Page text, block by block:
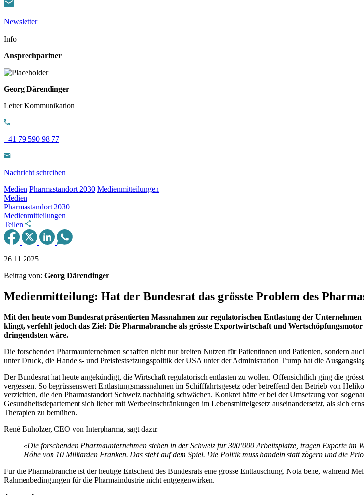
Newsletter
Info
Ansprechpartner
Georg Därendinger
Leiter Kommunikation
+41 79 590 98 77
Nachricht schreiben
Medien Pharmastandort 2030 Medienmitteilungen
Medien
Pharmastandort 2030
Medienmitteilungen
Teilen
26.11.2025
Beitrag von: Georg Därendinger
Medienmitteilung: Hat der Bundesrat das grösste Problem des
Mit den heute vom Bundesrat präsentierten Massnahmen zur regulatorischen Entlastung der
klingt, verfehlt jedoch das Ziel: Die Pharmabranche als grösste Exportwirtschaft und
dringendsten wäre.
Die forschenden Pharmaunternehmen schaffen nicht nur breiten Nutzen für Patientinnen und Patienten, sondern
unter Druck, die Handels- und Preisfestsetzungspolitik der USA unter der Administration Trump hat die
Der Bundesrat hat heute angekündigt, die Wirtschaft regulatorisch entlasten zu wollen. Offensichtlich ging die
vergessen. So begrüssenswert Entlastungsmassnahmen im Schifffahrtsgesetz oder betreffend den Betrieb von
verzichten, die den Pharmastandort Schweiz nachhaltig schwächen. Konkret hätte er bei der Umsetzung von
Gesundheitsdepartement sich lieber mit Werbeeinschränkungen im Lebensmittelgesetz auseinandersetzt, als sich
Therapien zu bemühen.
René Buholzer, CEO von Interpharma, sagt dazu:
«Die forschenden Pharmaunternehmen stehen in der Schweiz für 300’000 Arbeitsplätze, tragen Exporte
Höhe von 10 Milliarden Franken. Das steht auf dem Spiel. Die Politik muss handeln statt zögern und die
Für die Pharmabranche ist der heutige Entscheid des Bundesrats eine grosse Enttäuschung. Nota bene, während
Rahmenbedingungen für die Pharmaindustrie nicht entgegenwirken.